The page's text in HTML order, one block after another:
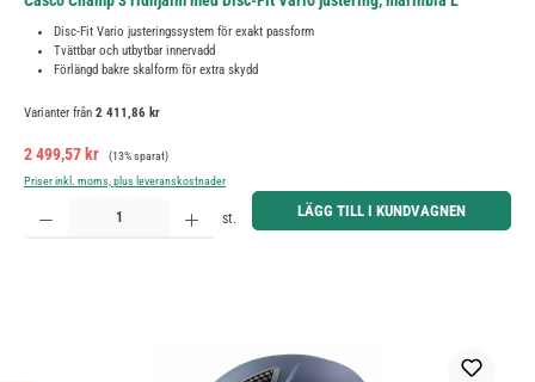
Disc-Fit Vario justeringssystem för exakt passform
Tvättbar och utbytbar innervadd
Förlängd bakre skalform för extra skydd
Varianter från 2 411,86 kr
Försäljningspris:
2 499,57 kr Ordinarie pris:
(13% sparat)
Priser inkl. moms, plus leveranskostnader
Produktkvantitet: Ange önskat belopp eller använd knapparna för att öka eller minska kvantiteten.
st. LÄGG TILL I KUNDVAGNEN